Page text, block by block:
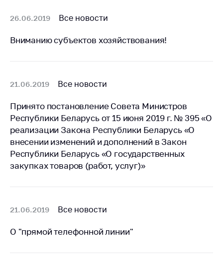
государственный
на лекарственные
средства, изделия
медицинского
назначения и
медицинскую
технику
Решение Комиссии
(отсутствия)
нарушения
антимонопольного
законодательства
26.06.2019 Все новости
Вниманию субъектов хозяйствования!
21.06.2019 Все новости
Принято постановление Совета Министров
Республики Беларусь от 15 июня 2019 г. № 395 «О
реализации Закона Республики Беларусь «О
внесении изменений и дополнений в Закон
Республики Беларусь «О государственных
закупках товаров (работ, услуг)»
21.06.2019 Все новости
О "прямой телефонной линии"